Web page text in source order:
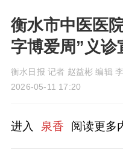
衡水市中医医
字博爱周”义诊
衡水日报 记者 赵益彬 编辑
2026-05-11 17:20
进入 泉香 阅读更多